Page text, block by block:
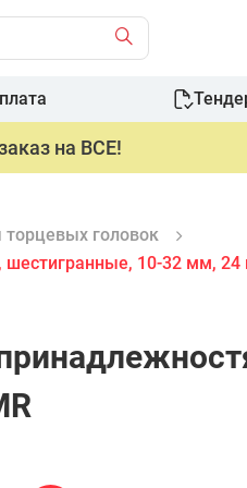
на ВСЕ!
головок
10-32 мм, 24